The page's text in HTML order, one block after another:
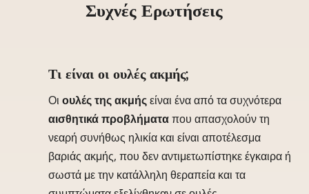
Συχνές Ερωτήσεις
Τι είναι οι ουλές ακμής;
Οι ουλές της ακμήςείναι ένα από τα συχνότερα
αισθητικάπροβλήματαπου απασχολούν τη
νεαρή συνήθως ηλικία και είναι αποτέλεσμα
βαριάς ακμής, που δεν αντιμετωπίστηκε έγκαιρα ή
σωστά με την κατάλληλη θεραπεία και τα